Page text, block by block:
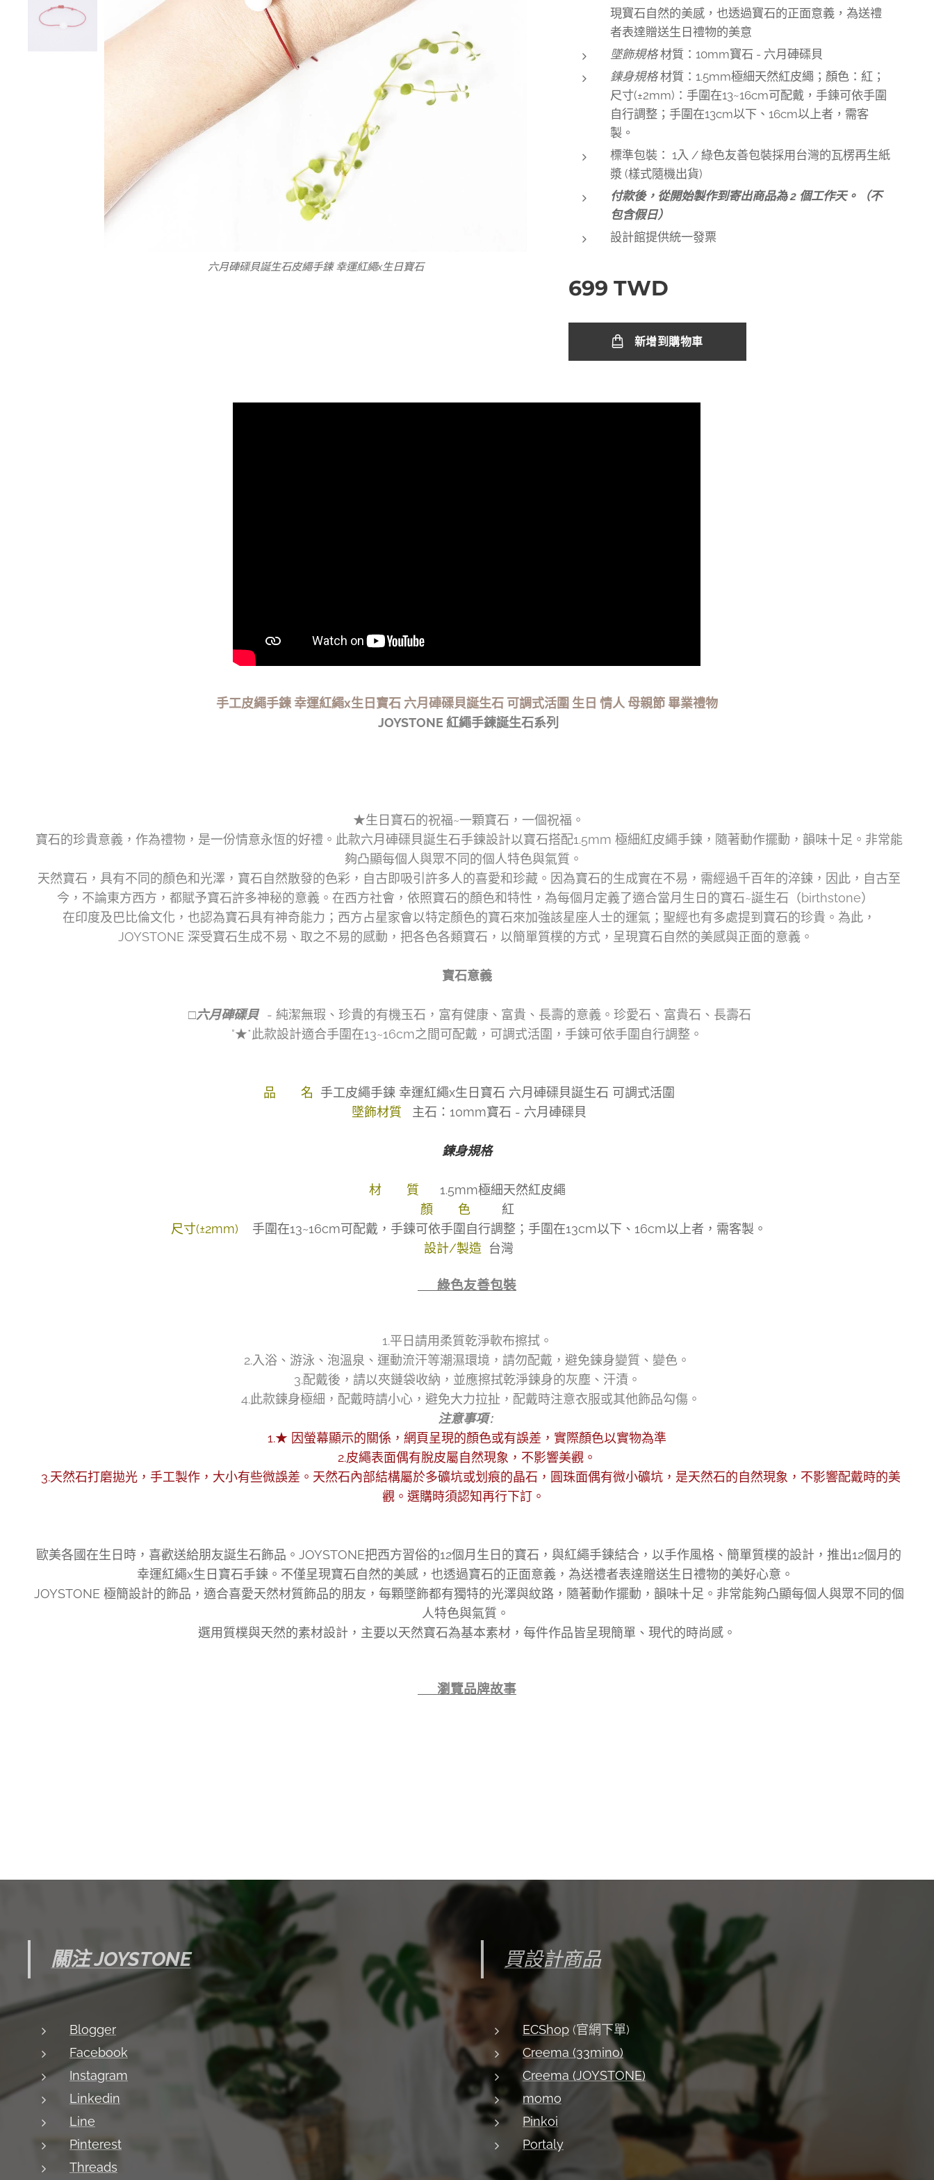
六月硨磲貝誕生石皮繩手鍊 幸運紅繩x生日寶石
六月硨磲貝 - 純潔無瑕、珍貴的有機玉石，富有健康、富貴、長壽的意義。珍愛石、富貴
皮繩手鍊 幸運紅繩x生日寶石 六月硨磲貝誕生石
現寶石自然的美感，也透過寶石的正面意義，為送禮
者表達贈送生日禮物的美意
墜飾規格材質：10mm寶石 - 六月硨磲貝
鍊身規格材質：1.5mm極細天然紅皮繩；顏色：紅；
尺寸(±2mm)：手圍在13~16cm可配戴，手鍊可依手圍
自行調整；手圍在13cm以下、16cm以上者，需客
製。
標準包裝： 1入 / 綠色友善包裝採用台灣的瓦楞再生紙
漿 (樣式隨機出貨)
付款後，從開始製作到寄出商品為 2 個工作天。（不
包含假日）
設計館提供統一發票
699 TWD
新增到購物車
手工皮繩手鍊 幸運紅繩x生日寶石 六月硨磲貝誕生石 可調式活圍 生日 情人 母親節 畢業禮物
JOYSTONE 紅繩手鍊誕生石系列
★生日寶石的祝福~一顆寶石，一個祝福。
寶石的珍貴意義，作為禮物，是一份情意永恆的好禮。此款六月硨磲貝誕生石手鍊設計以寶石搭配1.5mm 極細紅皮繩手鍊，隨著動作擺動，韻味十足。非常能
夠凸顯每個人與眾不同的個人特色與氣質。
天然寶石，具有不同的顏色和光澤，寶石自然散發的色彩，自古即吸引許多人的喜愛和珍藏。因為寶石的生成實在不易，需經過千百年的淬鍊，因此，自古至
今，不論東方西方，都賦予寶石許多神秘的意義。在西方社會，依照寶石的顏色和特性，為每個月定義了適合當月生日的寶石~誕生石（birthstone）
在印度及巴比倫文化，也認為寶石具有神奇能力；西方占星家會以特定顏色的寶石來加強該星座人士的運氣；聖經也有多處提到寶石的珍貴。為此，
JOYSTONE 深受寶石生成不易、取之不易的感動，把各色各類寶石，以簡單質樸的方式，呈現寶石自然的美感與正面的意義。
寶石意義
□六月硨磲貝 - 純潔無瑕、珍貴的有機玉石，富有健康、富貴、長壽的意義。珍愛石、富貴石、長壽石
°★*此款設計適合手圍在13~16cm之間可配戴，可調式活圍，手鍊可依手圍自行調整。
品 名
手工皮繩手鍊 幸運紅繩x生日寶石 六月硨磲貝誕生石 可調式活圍
墜飾材質
主石：10mm寶石 - 六月硨磲貝
鍊身規格
材 質
1.5mm極細天然紅皮繩
顏 色
紅
尺寸(±2mm)
手圍在13~16cm可配戴，手鍊可依手圍自行調整；手圍在13cm以下、16cm以上者，需客製。
設計/製造
台灣
👉 綠色友善包裝
1.平日請用柔質乾淨軟布擦拭。
2.入浴、游泳、泡溫泉、運動流汗等潮濕環境，請勿配戴，避免鍊身變質、變色。
3.配戴後，請以夾鏈袋收納，並應擦拭乾淨鍊身的灰塵、汗漬。
4.此款鍊身極細，配戴時請小心，避免大力拉扯，配戴時注意衣服或其他飾品勾傷。
注意事項 :
1.★ 因螢幕顯示的關係，網頁呈現的顏色或有誤差，實際顏色以實物為準
2.皮繩表面偶有脫皮屬自然現象，不影響美觀。
3.天然石打磨拋光，手工製作，大小有些微誤差。天然石內部結構屬於多礦坑或划痕的晶石，圓珠面偶有微小礦坑，是天然石的自然現象，不影響配戴時的美
觀。選購時須認知再行下訂。
歐美各國在生日時，喜歡送給朋友誕生石飾品。JOYSTONE把西方習俗的12個月生日的寶石，與紅繩手鍊結合，以手作風格、簡單質樸的設計，推出12個月的
幸運紅繩x生日寶石手鍊。不僅呈現寶石自然的美感，也透過寶石的正面意義，為送禮者表達贈送生日禮物的美好心意。
JOYSTONE 極簡設計的飾品，適合喜愛天然材質飾品的朋友，每顆墜飾都有獨特的光澤與紋路，隨著動作擺動，韻味十足。非常能夠凸顯每個人與眾不同的個
人特色與氣質。
選用質樸與天然的素材設計，主要以天然寶石為基本素材，每件作品皆呈現簡單、現代的時尚感。
👉 瀏覽品牌故事
關注 JOYSTONE
Blogger
Facebook
Instagram
Linkedin
Line
Pinterest
Threads
買設計商品
ECShop (官網下單)
Creema (33mino)
Creema (JOYSTONE)
momo
Pinkoi
Portaly